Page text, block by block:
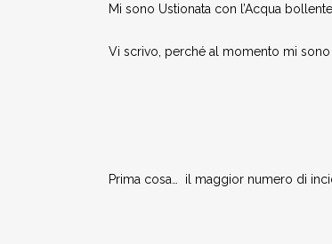
Mi sono Ustionata con l’Acqua
Vi scrivo, perché al momento mi sono
Prima cosa… il maggior numero di